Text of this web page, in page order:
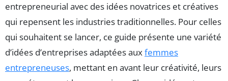
entrepreneurial avec des idées novatrices et créatives
qui repensent les industries traditionnelles. Pour celles
qui souhaitent se lancer, ce guide présente une variété
d’idées d’entreprises adaptées auxfemmes
entrepreneuses, mettant en avant leur créativité, leurs